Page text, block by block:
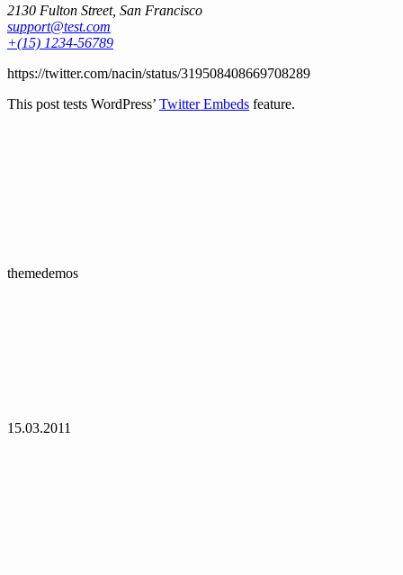
2130 Fulton Street, San Francisco
support@test.com
+(15) 1234-56789
https://twitter.com/nacin/status/319508408669708289
This post tests WordPress’ Twitter Embeds feature.
themedemos
15.03.2011